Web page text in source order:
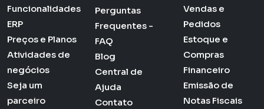
Funcionalidades
ERP
Preços e Planos
Atividades de
negócios
Seja um
parceiro
Perguntas
Frequentes -
FAQ
Blog
Central de
Ajuda
Contato
Vendas e
Pedidos
Estoque e
Compras
Financeiro
Emissão de
Notas Fiscais